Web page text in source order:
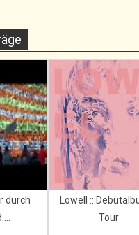
durch
Lowell ::
Tour